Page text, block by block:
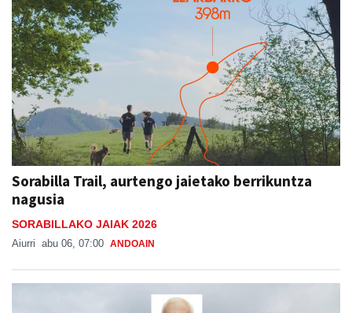
Sorabilla Trail, aurtengo jaietako berrikuntza
nagusia
SORABILLAKO JAIAK 2026
Aiurri abu 06, 07:00 ANDOAIN